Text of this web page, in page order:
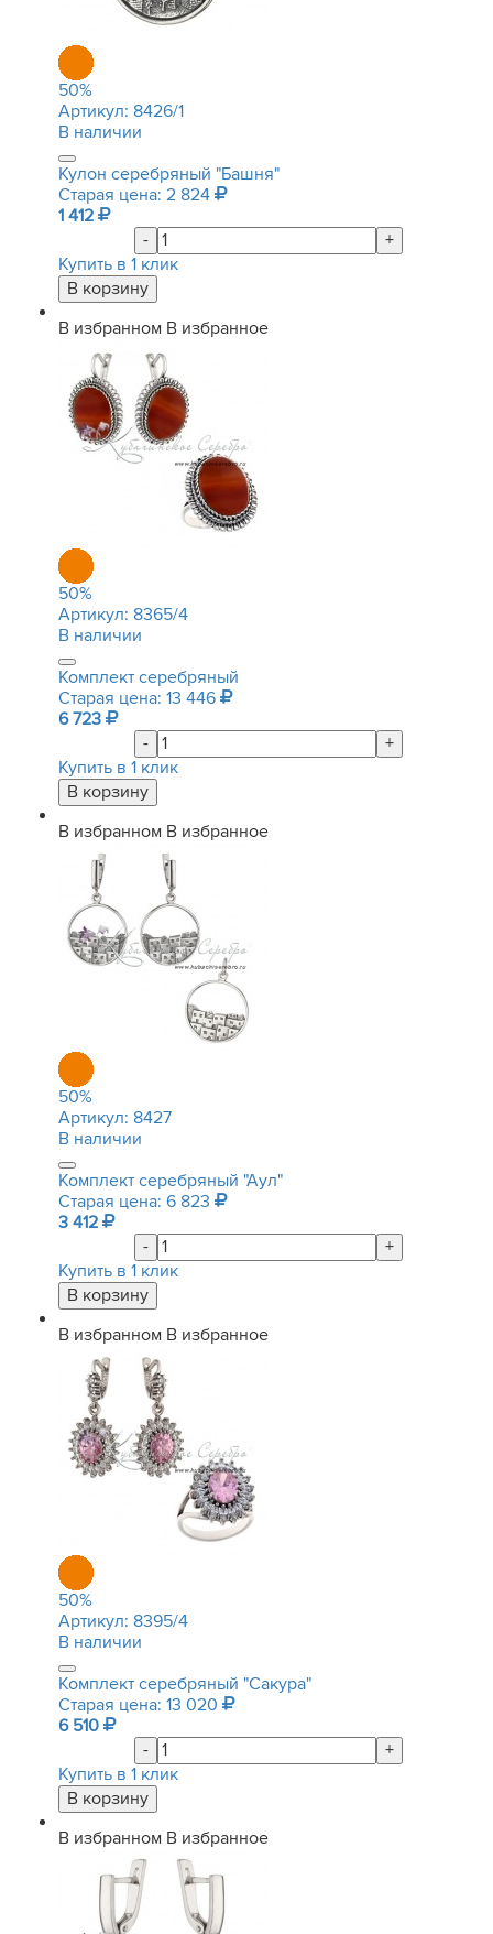
50%
Артикул: 8426/1
В наличии
Кулон серебряный "Башня"
Старая цена: 2 824
1 412
-
+
Купить в 1 клик
В избранном В избранное
50%
Артикул: 8365/4
В наличии
Комплект серебряный
Старая цена: 13 446
6 723
-
+
Купить в 1 клик
В избранном В избранное
50%
Артикул: 8427
В наличии
Комплект серебряный "Аул"
Старая цена: 6 823
3 412
-
+
Купить в 1 клик
В избранном В избранное
50%
Артикул: 8395/4
В наличии
Комплект серебряный "Сакура"
Старая цена: 13 020
6 510
-
+
Купить в 1 клик
В избранном В избранное